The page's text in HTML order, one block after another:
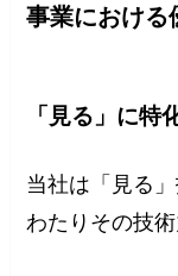
事業における
「見る」に特
当社は「見る
わたりその技